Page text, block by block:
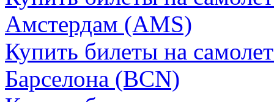
Амстердам (AMS)
Купить билеты на
Барселона (BCN)